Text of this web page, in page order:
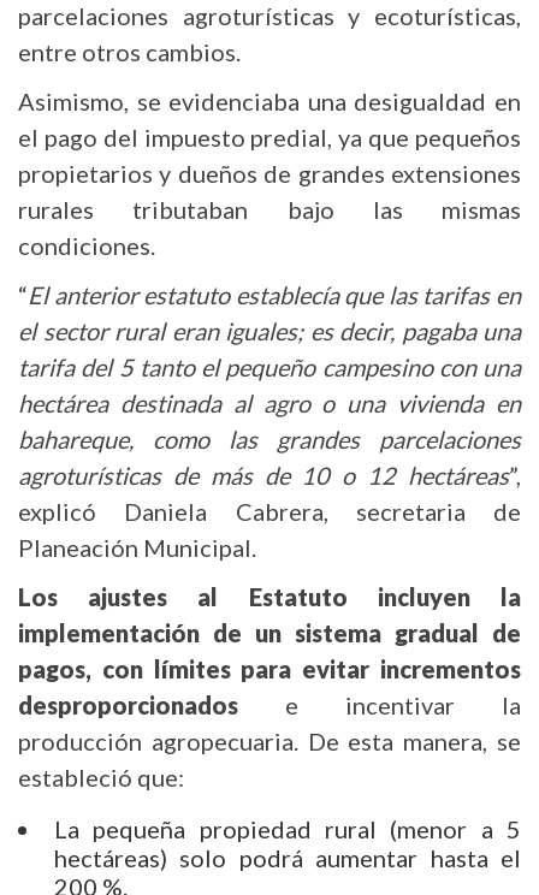
parcelaciones agroturísticas y ecoturísticas,
entre otros cambios.
Asimismo, se evidenciaba una desigualdad en
el pago del impuesto predial, ya que pequeños
propietarios y dueños de grandes extensiones
rurales tributaban bajo las mismas
condiciones.
“El anterior estatuto establecía que las tarifas en
el sector rural eran iguales; es decir, pagaba una
tarifa del 5 tanto el pequeño campesino con una
hectárea destinada al agro o una vivienda en
bahareque, como las grandes parcelaciones
agroturísticas de más de 10 o 12 hectáreas”,
explicó Daniela Cabrera, secretaria de
Planeación Municipal.
Los ajustes al Estatuto incluyen la
implementación de un sistema gradual de
pagos, con límites para evitar incrementos
desproporcionados e incentivar la
producción agropecuaria. De esta manera, se
estableció que:
La pequeña propiedad rural (menor a 5
hectáreas) solo podrá aumentar hasta el
200 %.